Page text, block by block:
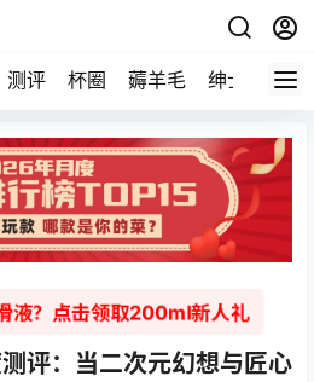
测评 杯圈 薅羊毛 绅士 视频
液？点击领取200ml新人礼
评：当二次元幻想与匠心